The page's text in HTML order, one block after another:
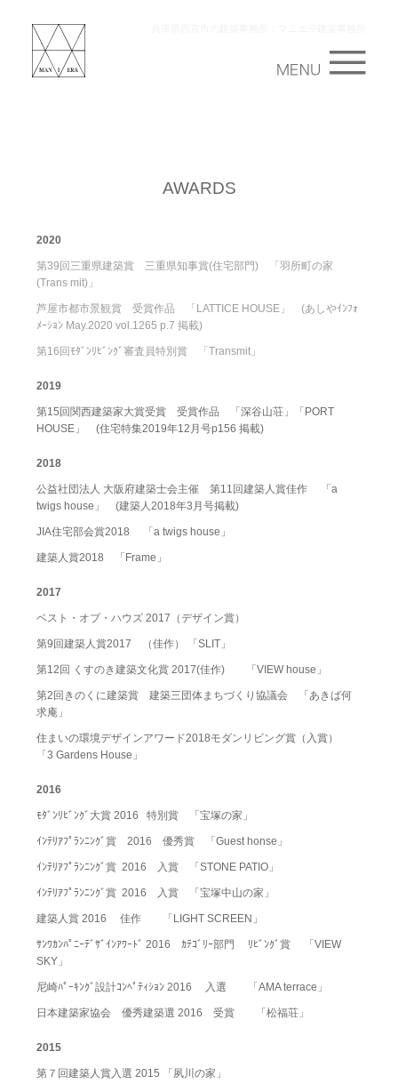
AWARDS
2020
第39回三重県建築賞 三重県知事賞(住宅部門) 「羽所町の家
(Trans mit)」
芦屋市都市景観賞 受賞作品 「LATTICE HOUSE」 (あしやｲﾝﾌｫ
ﾒｰｼｮﾝ May.2020 vol.1265 p.7 掲載)
第16回ﾓﾀﾞﾝﾘﾋﾞﾝｸﾞ審査員特別賞 「Transmit」
2019
第15回関西建築家大賞受賞 受賞作品 「深谷山荘」「PORT
HOUSE」 (住宅特集2019年12月号p156 掲載)
2018
公益社団法人 大阪府建築士会主催 第11回建築人賞佳作 「a
twigs house」 (建築人2018年3月号掲載)
JIA住宅部会賞2018 「a twigs house」
建築人賞2018 「Frame」
2017
ベスト・オブ・ハウズ 2017（デザイン賞）
第9回建築人賞2017 （佳作） 「SLIT」
第12回 くすのき建築文化賞 2017(佳作) 「VIEW house」
第2回きのくに建築賞 建築三団体まちづくり協議会 「あきば何
求庵」
住まいの環境デザインアワード2018モダンリビング賞（入賞）
「3 Gardens House」
2016
ﾓﾀﾞﾝﾘﾋﾞﾝｸﾞ大賞 2016 特別賞 「宝塚の家」
ｲﾝﾃﾘｱﾌﾟﾗﾝﾆﾝｸﾞ賞 2016 優秀賞 「Guest honse」
ｲﾝﾃﾘｱﾌﾟﾗﾝﾆﾝｸﾞ賞 2016 入賞 「STONE PATIO」
ｲﾝﾃﾘｱﾌﾟﾗﾝﾆﾝｸﾞ賞 2016 入賞 「宝塚中山の家」
建築人賞 2016 佳作 「LIGHT SCREEN」
ｻﾝﾜｶﾝﾊﾟﾆｰﾃﾞｻﾞｲﾝｱﾜｰﾄﾞ 2016 ｶﾃｺﾞﾘｰ部門 ﾘﾋﾞﾝｸﾞ賞 「VIEW
SKY」
尼崎ﾊﾟｰｷﾝｸﾞ設計ｺﾝﾍﾟﾃｨｼｮﾝ 2016 入選 「AMA terrace」
日本建築家協会 優秀建築選 2016 受賞 「松福荘」
2015
第７回建築人賞入選 2015 「夙川の家」